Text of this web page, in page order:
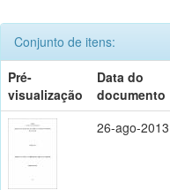
Conjunto de itens:
Pré-
visualização
Data do
documento
26-ago-2013